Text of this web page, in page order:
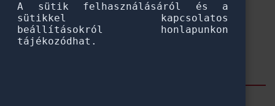
A sütik felhasználásáról és a
sütikkel kapcsolatos
beállításokról honlapunkon
tájékozódhat.